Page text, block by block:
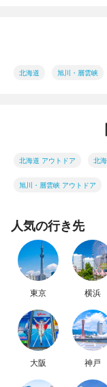
北海道 旭川・層雲峡
北海道 アウトドア 北
旭川・層雲峡 アウトドア
人気の行き先
東京 横浜
大阪 神戸